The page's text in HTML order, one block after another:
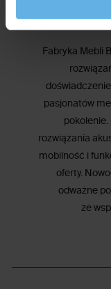
Fabryka Mebli
pasjonatów
pokolenie.
rozwiązania
mobilność i
oferty.
odważne
ze